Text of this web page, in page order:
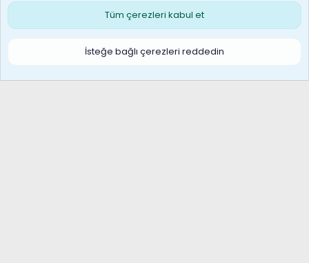
Çerezler
S
Tüm çerezleri kabul et
İsteğe bağlı çerezleri reddedin